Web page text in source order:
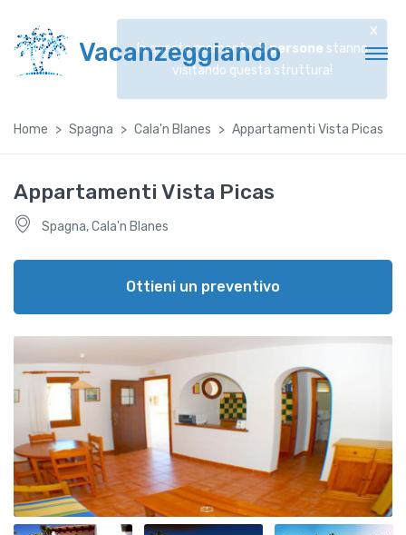
Vacanzeggiando
x
In questo momento,3persone stanno
visitando questa struttura!
Home Spagna Cala'n Blanes Appartamenti Vista Picas
Appartamenti Vista Picas
Spagna, Cala'n Blanes
Ottieni un preventivo